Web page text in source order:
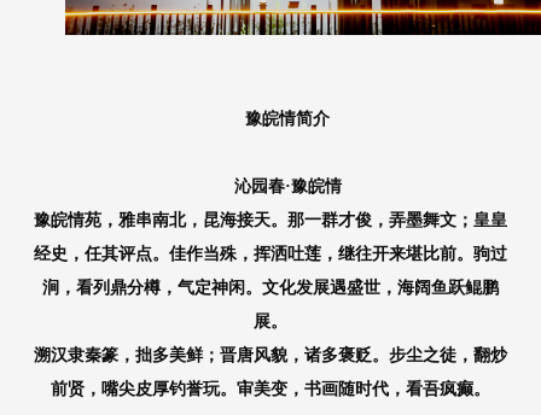
豫皖情简介
沁园春·豫皖情
豫皖情苑，雅串南北，昆海接天。那一群才俊，弄墨舞文；皇皇
经史，任其评点。佳作当殊，挥洒吐莲，继往开来堪比前。驹过
涧，看列鼎分樽，气定神闲。文化发展遇盛世，海阔鱼跃鲲鹏
展。
溯汉隶秦篆，拙多美鲜；晋唐风貌，诸多褒贬。步尘之徒，翻炒
前贤，嘴尖皮厚钓誉玩。审美变，书画随时代，看吾疯癫。